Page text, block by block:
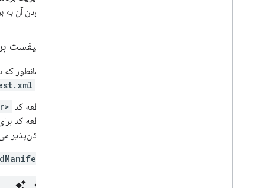
نحوه افزودن آن به
مانیفست
همانطور که
قطعه کد <provider>
امکان‌پذیر